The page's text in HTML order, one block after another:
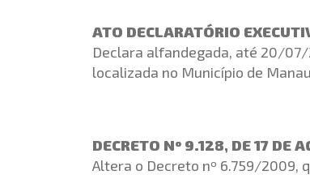
ATO DECLARATÓRIO
Declara alfandegada, até 20/
localizada no Município de
DECRETO Nº 9.128, DE 17 DE
Altera o Decreto nº 6.759/2009,